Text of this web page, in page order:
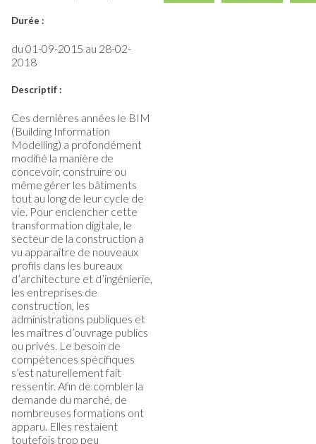
Durée :
du 01-09-2015 au 28-02-
2018
Descriptif :
Ces dernières années le BIM
(Building Information
Modelling) a profondément
modifié la manière de
concevoir, construire ou
même gérer les bâtiments
tout au long de leur cycle de
vie. Pour enclencher cette
transformation digitale, le
secteur de la construction a
vu apparaître de nouveaux
profils dans les bureaux
d’architecture et d’ingénierie,
les entreprises de
construction, les
administrations publiques et
les maîtres d’ouvrage publics
ou privés. Le besoin de
compétences spécifiques
s’est naturellement fait
ressentir. Afin de combler la
demande du marché, de
nombreuses formations ont
apparu. Elles restaient
toutefois trop peu